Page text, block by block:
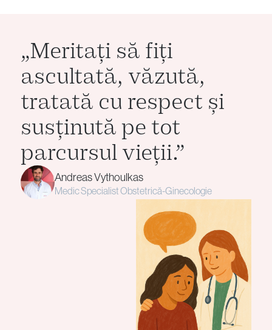
„Meritați să fiți
ascultată, văzută,
tratată cu respect și
susținută pe tot
parcursul vieții.”
Andreas Vythoulkas
Medic Specialist Obstetrică-Ginecologie